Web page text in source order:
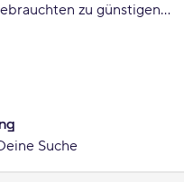
zu günstigen
und vielen weiteren
Suche